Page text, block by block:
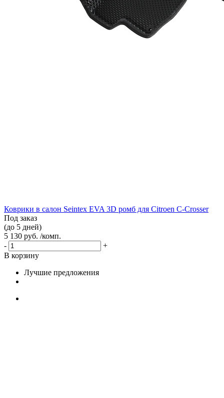
Коврики в салон Seintex EVA 3D ромб для Citroen C-Crosser
Под заказ
(до 5 дней)
5 130 руб. /комп.
-
+
В корзину
Лучшие предложения